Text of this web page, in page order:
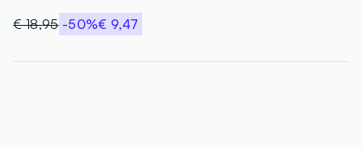
€ 18,95 -50%€ 9,47